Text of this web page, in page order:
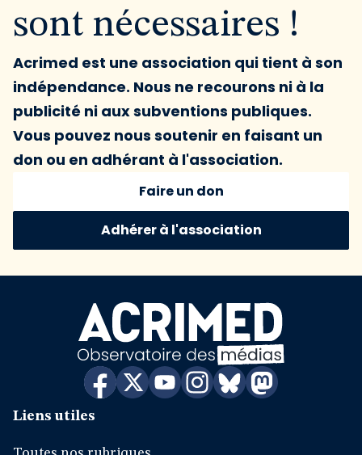
sont nécessaires !
Acrimed est une association qui tient à son
indépendance. Nous ne recourons ni à la
publicité ni aux subventions publiques.
Vous pouvez nous soutenir en faisant un
don ou en adhérant à l'association.
Faire un don
Adhérer à l'association
Liens utiles